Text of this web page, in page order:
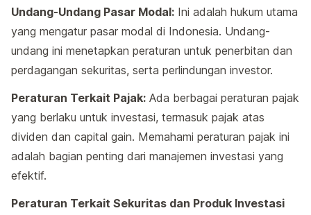
Undang-Undang Pasar Modal: Ini adalah hukum utama
yang mengatur pasar modal di Indonesia. Undang-
undang ini menetapkan peraturan untuk penerbitan dan
perdagangan sekuritas, serta perlindungan investor.
Peraturan Terkait Pajak: Ada berbagai peraturan pajak
yang berlaku untuk investasi, termasuk pajak atas
dividen dan capital gain. Memahami peraturan pajak ini
adalah bagian penting dari manajemen investasi yang
efektif.
Peraturan Terkait Sekuritas dan Produk Investasi